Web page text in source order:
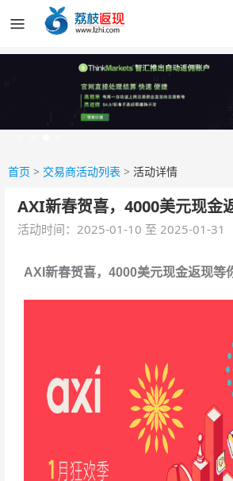
首页 > 交易商活动列表 > 活动详情
AXI新春贺喜，4000美元现金
活动时间：2025-01-10 至 2025-01-31
AXI新春贺喜，4000美元现金返现等